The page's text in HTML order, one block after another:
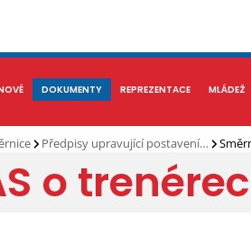
AKCÍ ATLETI MÉDIA
DOKUMENTY REPREZENTACE MLÁDEŽ
Předpisy upravující postavení…
o